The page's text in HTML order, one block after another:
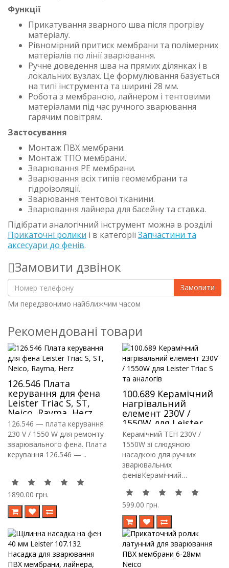
Функції
Прикатування зварного шва після прогріву
матеріалу.
Рівномірний притиск мембрани та полімерних
матеріалів по лінії зварювання.
Ручне доведення шва на прямих ділянках і в
локальних вузлах. Це формулювання базується
на типі інструмента та ширині 28 мм.
Робота з мембраною, лайнером і тентовими
матеріалами під час ручного зварювання
гарячим повітрям.
Застосування
Монтаж ПВХ мембрани.
Монтаж ТПО мембрани.
Зварювання PE мембрани.
Зварювання всіх типів геомембрани та
гідроізоляції.
Зварювання тентової тканини.
Зварювання лайнера для басейну та ставка.
Підібрати аналогічний інструмент можна в розділі
Прикаточні ролики і в категоріїЗапчастини та
аксесуари до фенів.
Замовити дзвінок
Замовити
Ми передзвонимо найближчим часом
Рекомендовані товари
126.546 Плата
керування для фена
Leister Triac S, ST,
Neico, Rayma, Herz
126.546 — плата керування
230 V / 1550 W для ремонту
зварювального фена. Плата
керування 126.546 — ..
1890.00 грн.
100.689 Керамічний
нагрівальний
елемент 230V /
1550W для Leister
Triac S та аналогів
Керамічний ТЕН 230V /
1550W зі слюдяною
насадкою для ручних
зварювальних
фенівКерамічний
599.00 грн.